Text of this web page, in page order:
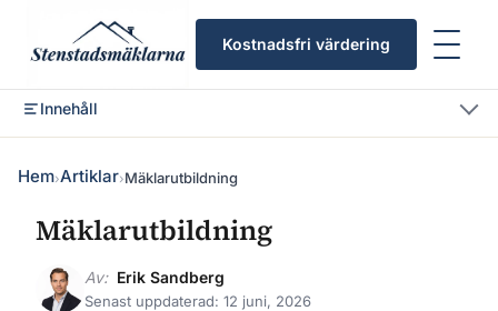
Kostnadsfri värdering
Innehåll
Hem›Artiklar›Mäklarutbildning
Mäklarutbildning
Av: Erik Sandberg
Senast uppdaterad: 12 juni, 2026